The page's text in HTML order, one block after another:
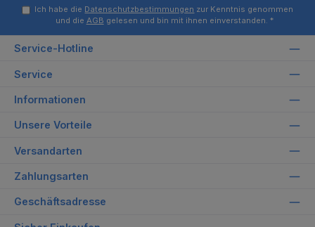
Ich habe die Datenschutzbestimmungen zur Kenntnis genommen
und die AGB gelesen und bin mit ihnen einverstanden. *
Service-Hotline
Service
Informationen
Unsere Vorteile
Versandarten
Zahlungsarten
Geschäftsadresse